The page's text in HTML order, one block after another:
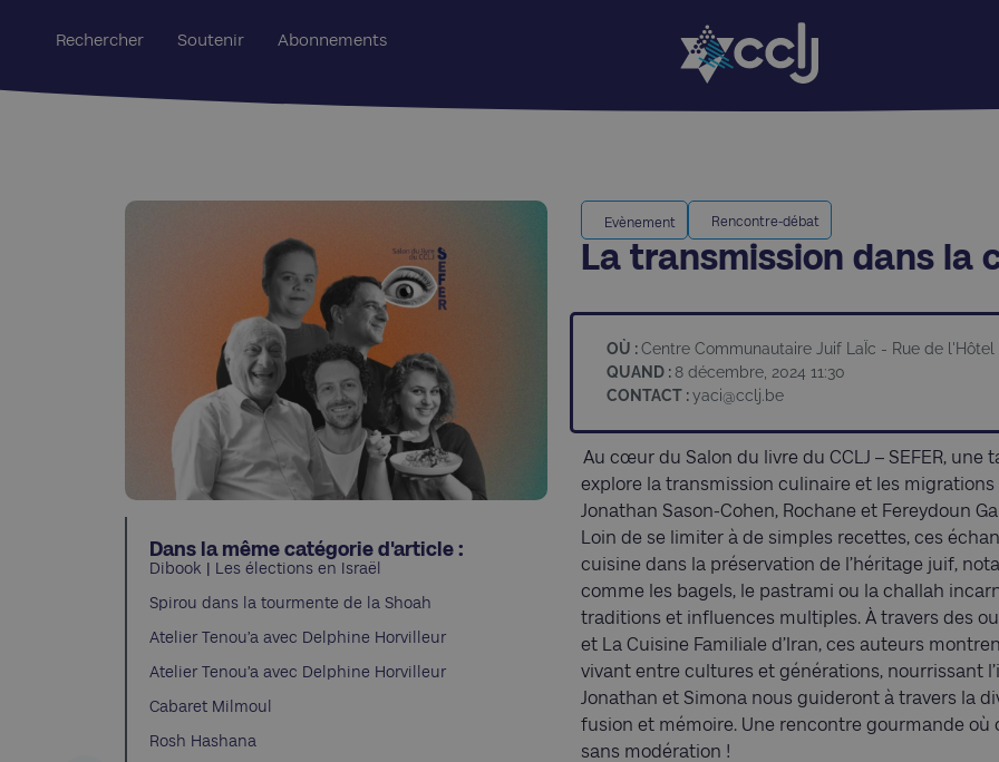
Rechercher Soutenir Abonnements
Dans la même catégorie d'article :
Dibook | Les élections en Israël
Spirou dans la tourmente de la Shoah
Atelier Tenou’a avec Delphine Horvilleur
Atelier Tenou’a avec Delphine Horvilleur
Cabaret Milmoul
Rosh Hashana
Evènement Rencontre-débat
La transmission dans la
OÙ :Centre Communautaire Juif LaÏc - Rue de
QUAND : 8 décembre, 2024 11:30
CONTACT :yaci@cclj.be
Au cœur du Salon du livre du CCLJ – SEFER,
explore la transmission culinaire et les
Jonathan Sason-Cohen, Rochane et Fereydoun
Loin de se limiter à de simples recettes, ces
cuisine dans la préservation de l’héritage juif,
comme les bagels, le pastrami ou la challah
traditions et influences multiples. À travers des
et La Cuisine Familiale d’Iran, ces auteurs
vivant entre cultures et générations, nourrissant
Jonathan et Simona nous guideront à travers la
fusion et mémoire. Une rencontre gourmande
sans modération !